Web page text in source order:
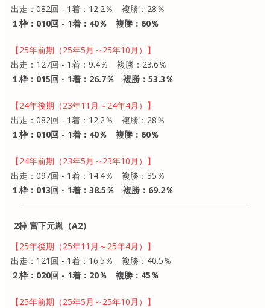
出走：082回 - 1着：12.2％ 複勝：28％
１枠：010回 - 1着：40％ 複勝：60％
【25年前期（25年5月～25年10月）】
出走：127回 - 1着：9.4％ 複勝：23.6％
１枠：015回 - 1着：26.7％ 複勝：53.3％
【24年後期（23年11月～24年4月）】
出走：082回 - 1着：12.2％ 複勝：28％
１枠：010回 - 1着：40％ 複勝：60％
【24年前期（23年5月～23年10月）】
出走：097回 - 1着：14.4％ 複勝：35％
１枠：013回 - 1着：38.5％ 複勝：69.2％
2枠 宮下元胤（A2）
【25年後期（25年11月～25年4月）】
出走：121回 - 1着：16.5％ 複勝：40.5％
２枠：020回 - 1着：20％ 複勝：45％
【25年前期（25年5月～25年10月）】